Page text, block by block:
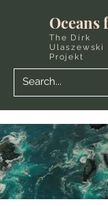
Oceans
The Dirk
Ulaszewski
Projekt